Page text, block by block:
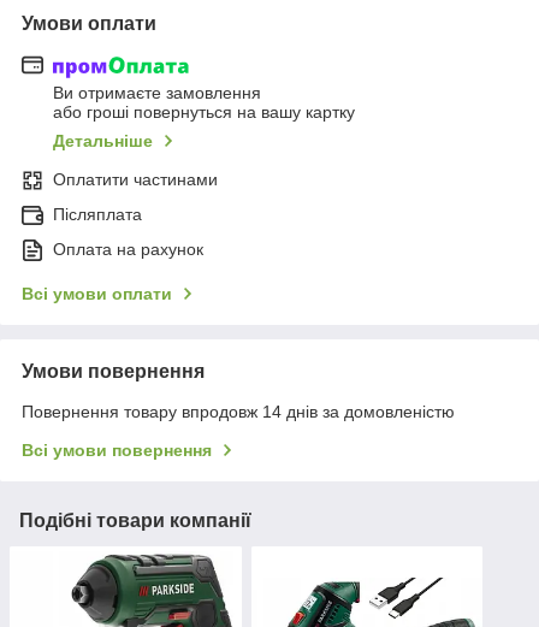
Умови оплати
Ви отримаєте замовлення
або гроші повернуться на вашу картку
Детальніше
Оплатити частинами
Післяплата
Оплата на рахунок
Всі умови оплати
Умови повернення
Повернення товару впродовж 14 днів за домовленістю
Всі умови повернення
Подібні товари компанії